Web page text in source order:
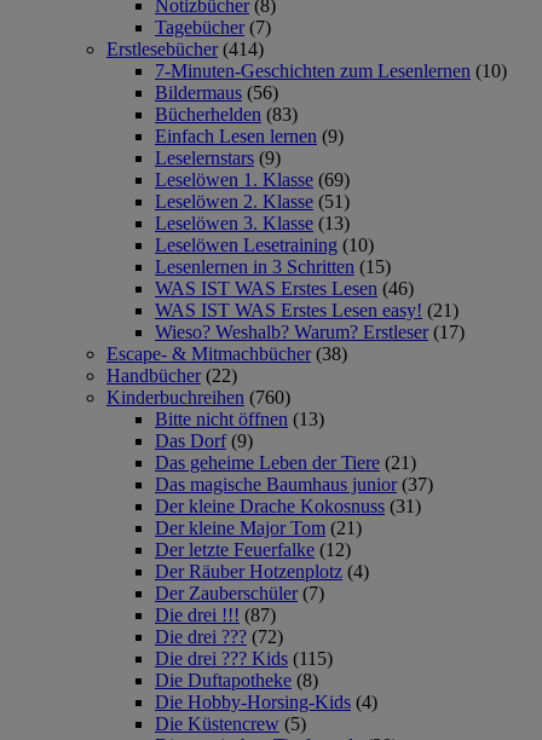
Notizbücher (8)
Tagebücher (7)
Erstlesebücher (414)
7-Minuten-Geschichten zum Lesenlernen (10)
Bildermaus (56)
Bücherhelden (83)
Einfach Lesen lernen (9)
Leselernstars (9)
Leselöwen 1. Klasse (69)
Leselöwen 2. Klasse (51)
Leselöwen 3. Klasse (13)
Leselöwen Lesetraining (10)
Lesenlernen in 3 Schritten (15)
WAS IST WAS Erstes Lesen (46)
WAS IST WAS Erstes Lesen easy! (21)
Wieso? Weshalb? Warum? Erstleser (17)
Escape- & Mitmachbücher (38)
Handbücher (22)
Kinderbuchreihen (760)
Bitte nicht öffnen (13)
Das Dorf (9)
Das geheime Leben der Tiere (21)
Das magische Baumhaus junior (37)
Der kleine Drache Kokosnuss (31)
Der kleine Major Tom (21)
Der letzte Feuerfalke (12)
Der Räuber Hotzenplotz (4)
Der Zauberschüler (7)
Die drei !!! (87)
Die drei ??? (72)
Die drei ??? Kids (115)
Die Duftapotheke (8)
Die Hobby-Horsing-Kids (4)
Die Küstencrew (5)